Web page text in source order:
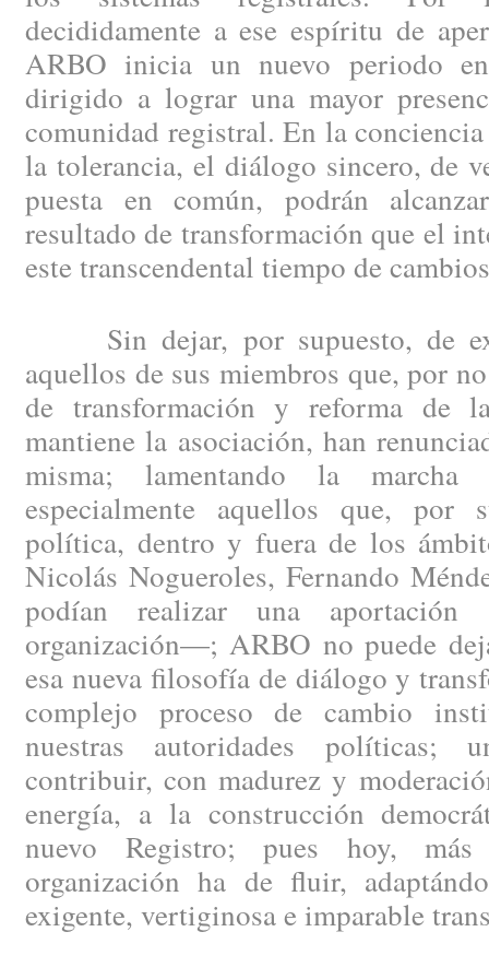
decididamente a ese espíritu de
ARBO inicia un nuevo periodo
dirigido a lograr una mayor
comunidad registral. En la
la tolerancia, el diálogo sincero, de
puesta en común, podrán
resultado de transformación que el
este transcendental tiempo de
Sin dejar, por supuesto, de
aquellos de sus miembros que, por
de transformación y reforma de
mantiene la asociación, han
misma; lamentando la
especialmente aquellos que, por
política, dentro y fuera de los
Nicolás Nogueroles, Fernando
podían realizar una aportación
organización—; ARBO no puede
esa nueva filosofía de diálogo y
complejo proceso de cambio
nuestras autoridades políticas;
contribuir, con madurez y
energía, a la construcción
nuevo Registro; pues hoy,
organización ha de fluir,
exigente, vertiginosa e imparable